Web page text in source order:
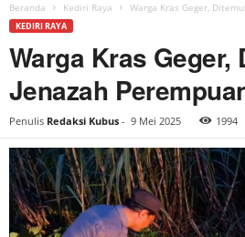
Beranda Kediri Raya Warga Kras Geger,
KEDIRI RAYA
Warga Kras Geger,
Jenazah
Penulis Redaksi Kubus - 9 Mei 2025 1994